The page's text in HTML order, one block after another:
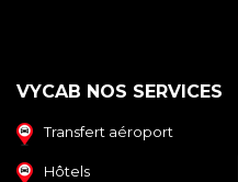
VYCAB NOS SERVICES
Transfert aéroport
Hôtels